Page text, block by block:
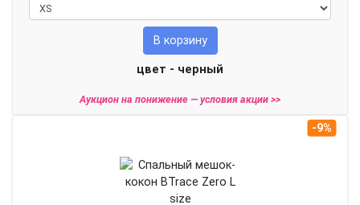
В корзину
цвет - черный
Аукцион на понижение — условия акции >>
-9%